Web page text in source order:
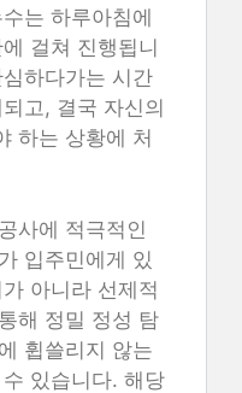
는 하루아침에
걸쳐 진행됩니
하다가는 시간
고, 결국 자신의
하는 상황에 처
사에 적극적인
입주민에게 있
아니라 선제적
해 정밀 정성 탐
휩쓸리지 않는
있습니다. 해당